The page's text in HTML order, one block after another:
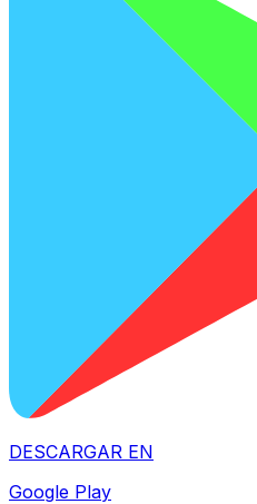
DESCARGAR EN
Google Play